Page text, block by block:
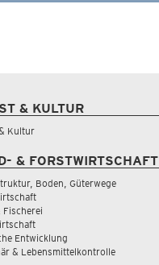
& KULTUR
Kultur
& FORSTWIRTSCHAFT
Boden, Güterwege
Fischerei
Entwicklung
& Lebensmittelkontrolle